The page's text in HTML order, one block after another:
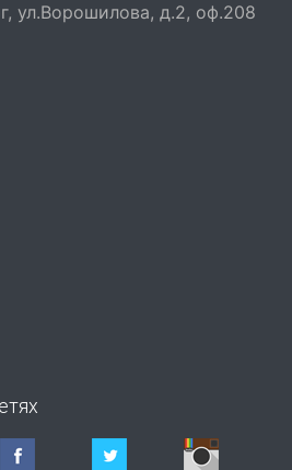
ул.Ворошилова, д.2, оф.208